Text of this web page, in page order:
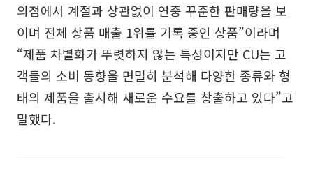
의점에서 계절과 상관없이 연중 꾸준한 판매량을 보
이며 전체 상품 매출 1위를 기록 중인 상품”이라며
“제품 차별화가 뚜렷하지 않는 특성이지만 CU는 고
객들의 소비 동향을 면밀히 분석해 다양한 종류와 형
태의 제품을 출시해 새로운 수요를 창출하고 있다”고
말했다.